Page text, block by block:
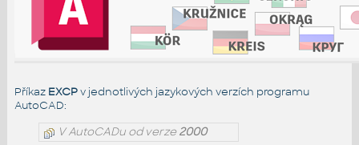
Příkaz EXCPv jednotlivých jazykových verzích programu
AutoCAD:
V AutoCADu od verze2000